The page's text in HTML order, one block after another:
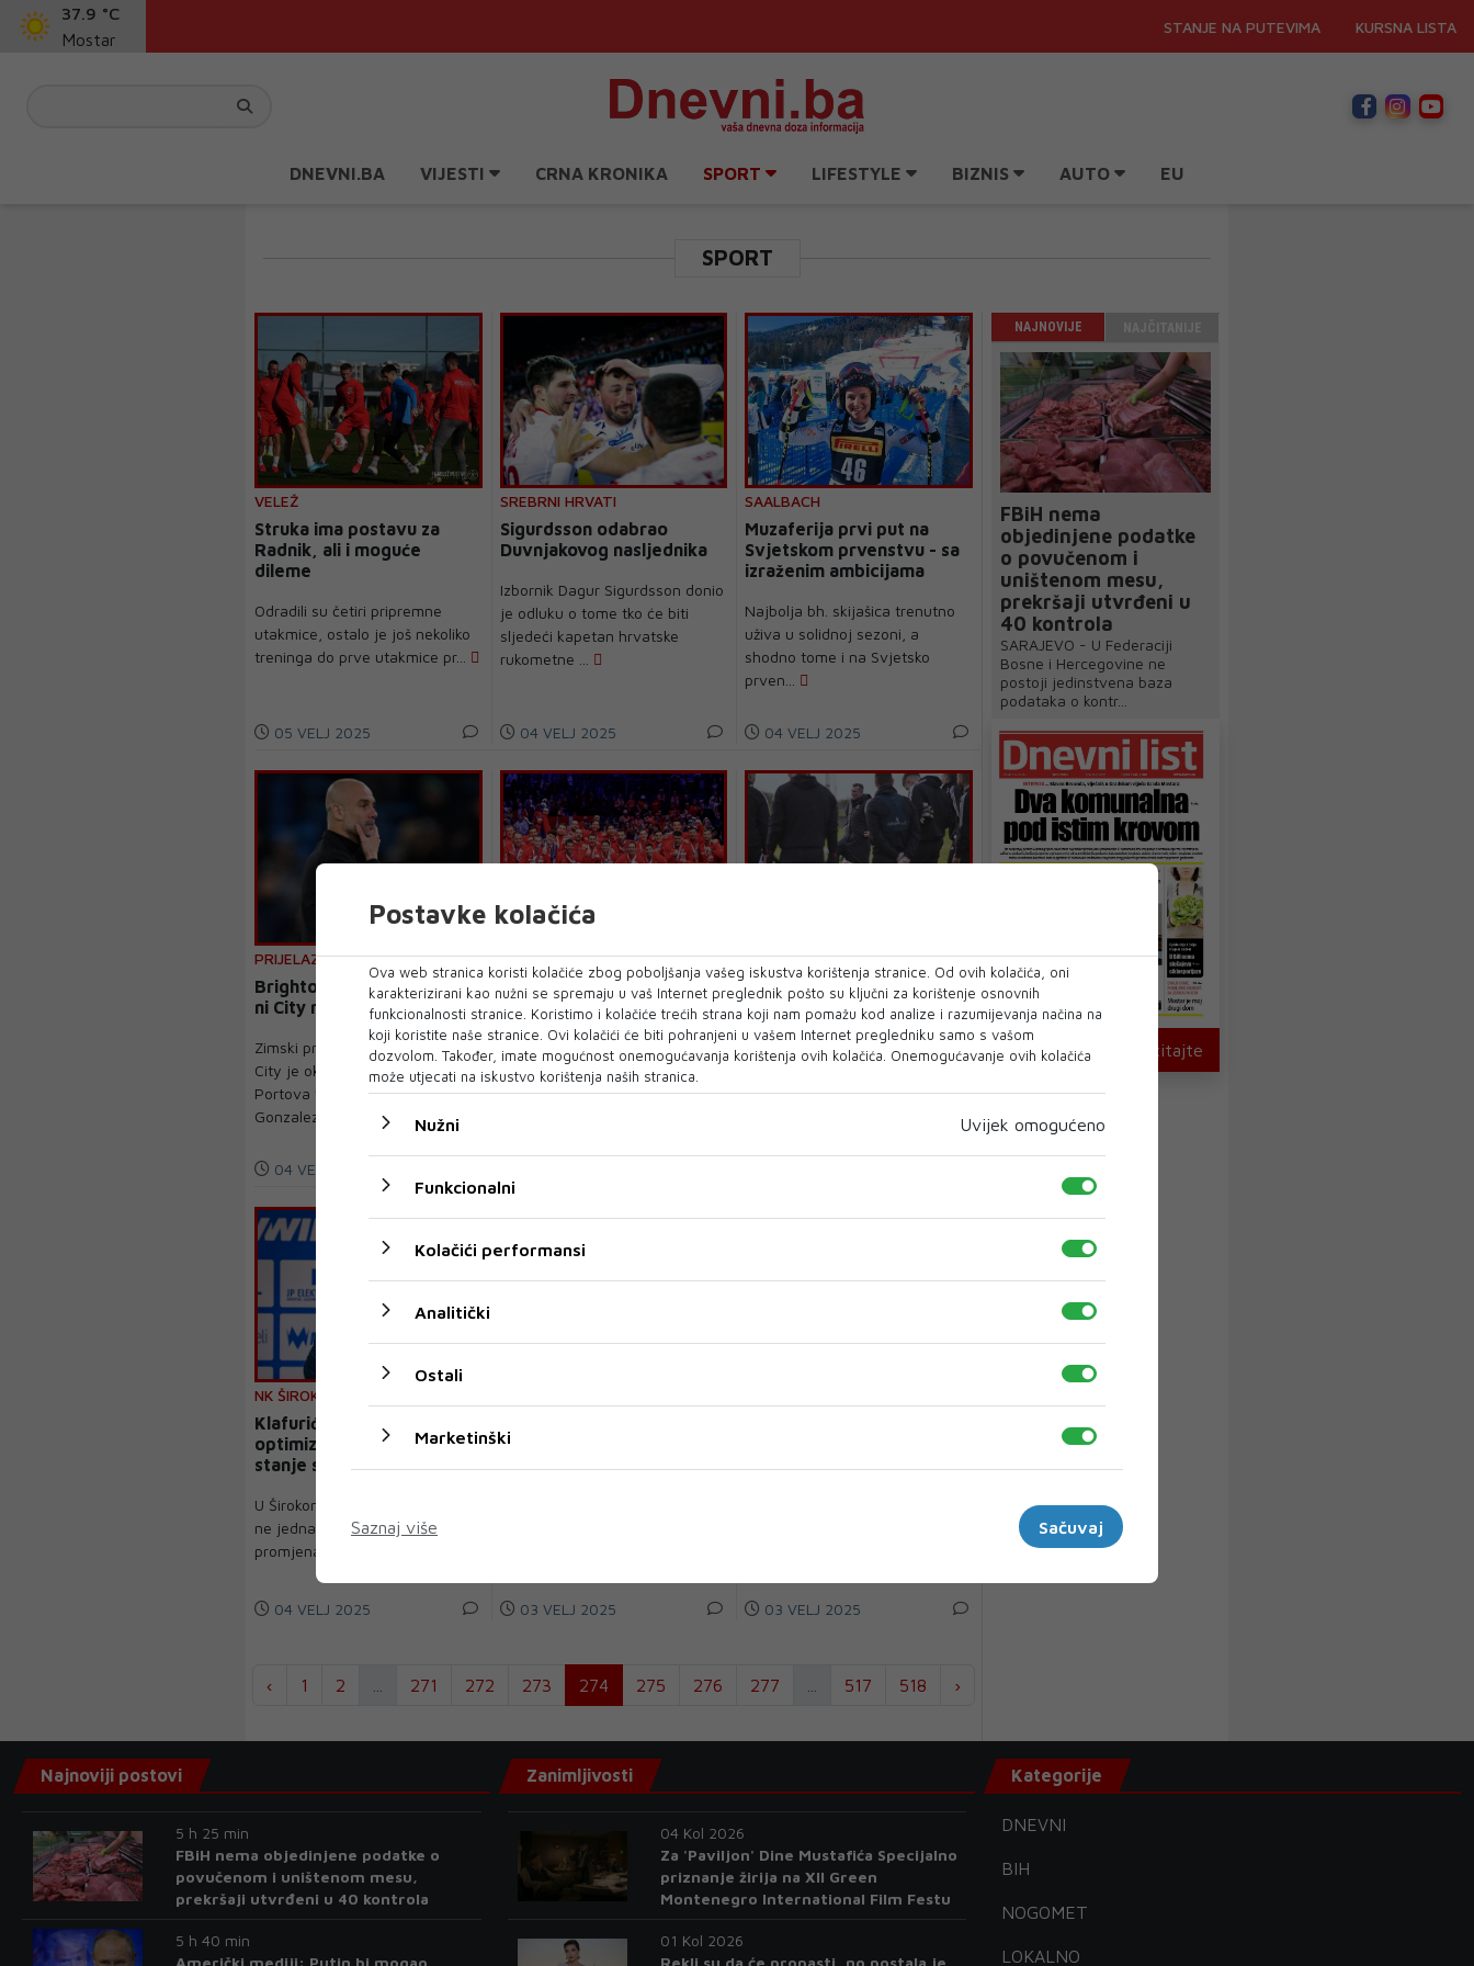
37.9 °C
Mostar
STANJE NA PUTEVIMA KURSNA LISTA
DNEVNI.BA VIJESTI CRNA KRONIKA SPORT LIFESTYLE BIZNIS AUTO EU
SPORT
VELEŽ
Struka ima postavu za
Radnik, ali i moguće
dileme
Odradili su četiri pripremne
utakmice, ostalo je još nekoliko
treninga do prve utakmice pr...
05 VELJ 2025
SREBRNI HRVATI
Sigurdsson odabrao
Duvnjakovog nasljednika
Izbornik Dagur Sigurdsson donio
je odluku o tome tko će biti
sljedeći kapetan hrvatske
rukometne ...
04 VELJ 2025
SAALBACH
Muzaferija prvi put na
Svjetskom prvenstvu - sa
izraženim ambicijama
Najbolja bh. skijašica trenutno
uživa u solidnoj sezoni, a
shodno tome i na Svjetsko
prven...
04 VELJ 2025
PRIJELAZNI ROK
Brighton najviše potrošio,
ni City nije štedio
Zimski prijelazni rok Manchester
City je okončao dovođenjem
Portova veznjaka Nica
Gonzaleza (23) ...
04 VELJ 2025
SP U RUKOMETU
Hrvatska opet ima srebrni
sjaj, budućnost je - zlatna
Šveđani i Norvežani nikako neće
po dobrom pamtiti domaće im
Svjetsko prvenstvo u rukometni,
ZEKIĆ ZABRINUT
'Još uvijek se tražimo'
Za kraj priprema, 1:1 s
hrvatskim drugoligašem
Zadovoljstvo &ndash...
NK ŠIROKI
Klafurićev uvriježeni
optimizam maskira pravo
stanje stvari
U Širokom se ove zime dogodila
ne jedna, nego nekoliko krupnih
promjena. Klub je uš...
04 VELJ 2025
Sjajni rezultati UKK
Belgiji!
03 VELJ 2025 03 VELJ 2025
‹ 1 2 271 272 273 274 275 276 277 517 518 ›
NAJNOVIJE
FBiH nema
objedinjene podatke
o povučenom i
uništenom mesu,
prekršaji utvrđeni u
40 kontrola
SARAJEVO - U Federaciji
Bosne i Hercegovine ne
postoji jedinstvena baza
podataka o kontr...
U novom broju pročitajte
Postavke kolačića
Ova web stranica koristi kolačiće zbog poboljšanja vašeg iskustva korištenja stranice. Od ovih kolačića, oni
karakterizirani kao nužni se spremaju u vaš Internet preglednik pošto su ključni za korištenje osnovnih
funkcionalnosti stranice. Koristimo i kolačiće trećih strana koji nam pomažu kod analize i razumijevanja načina na
koji koristite naše stranice. Ovi kolačići će biti pohranjeni u vašem Internet pregledniku samo s vašom
dozvolom. Također, imate mogućnost onemogućavanja korištenja ovih kolačića. Onemogućavanje ovih kolačića
može utjecati na iskustvo korištenja naših stranica.
Nužni Uvijek omogućeno
Funkcionalni
Kolačići performansi
Analitički
Ostali
Marketinški
Saznaj više Sačuvaj
Najnoviji postovi
5 h 25 min
FBiH nema objedinjene podatke o
povučenom i uništenom mesu,
prekršaji utvrđeni u 40 kontrola
5 h 40 min
Američki mediji: Putin bi mogao
Zanimljivosti
04 Kol 2026
Za 'Paviljon' Dine Mustafića Specijalno
priznanje žirija na XII Green
Montenegro International Film Festu
01 Kol 2026
Rekli su da će propasti, no postala je
Kategorije
DNEVNI
BIH
NOGOMET
LOKALNO